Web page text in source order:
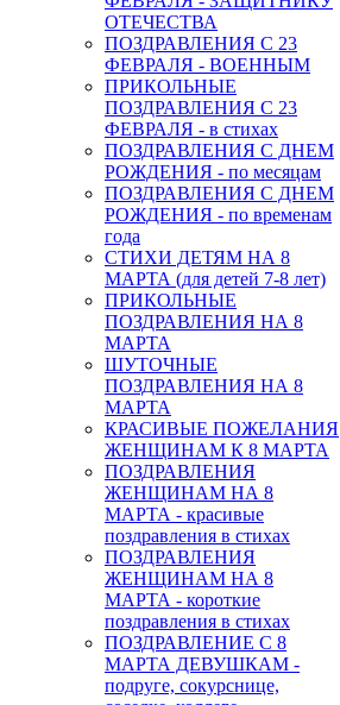
ОТЕЧЕСТВА
ПОЗДРАВЛЕНИЯ С 23
ФЕВРАЛЯ - ВОЕННЫМ
ПРИКОЛЬНЫЕ
ПОЗДРАВЛЕНИЯ С 23
ФЕВРАЛЯ - в стихах
ПОЗДРАВЛЕНИЯ С ДНЕМ
РОЖДЕНИЯ - по месяцам
ПОЗДРАВЛЕНИЯ С ДНЕМ
РОЖДЕНИЯ - по временам
года
СТИХИ ДЕТЯМ НА 8
МАРТА (для детей 7-8 лет)
ПРИКОЛЬНЫЕ
ПОЗДРАВЛЕНИЯ НА 8
МАРТА
ШУТОЧНЫЕ
ПОЗДРАВЛЕНИЯ НА 8
МАРТА
КРАСИВЫЕ ПОЖЕЛАНИЯ
ЖЕНЩИНАМ К 8 МАРТА
ПОЗДРАВЛЕНИЯ
ЖЕНЩИНАМ НА 8
МАРТА - красивые
поздравления в стихах
ПОЗДРАВЛЕНИЯ
ЖЕНЩИНАМ НА 8
МАРТА - короткие
поздравления в стихах
ПОЗДРАВЛЕНИЕ С 8
МАРТА ДЕВУШКАМ -
подруге, сокурснице,